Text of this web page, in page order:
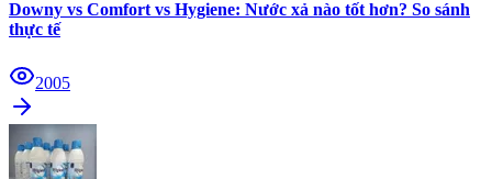
Downy vs Comfort vs Hygiene: Nước xả nào tốt hơn? So sánh
thực tế
2005